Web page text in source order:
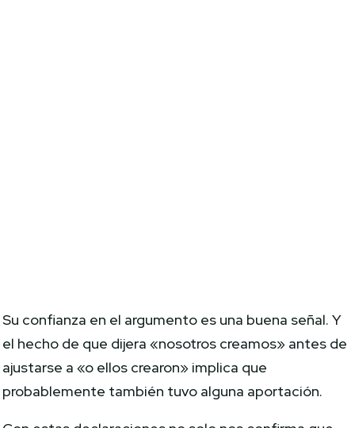
Su confianza en el argumento es una buena señal. Y
el hecho de que dijera «nosotros creamos» antes de
ajustarse a «o ellos crearon» implica que
probablemente también tuvo alguna aportación.